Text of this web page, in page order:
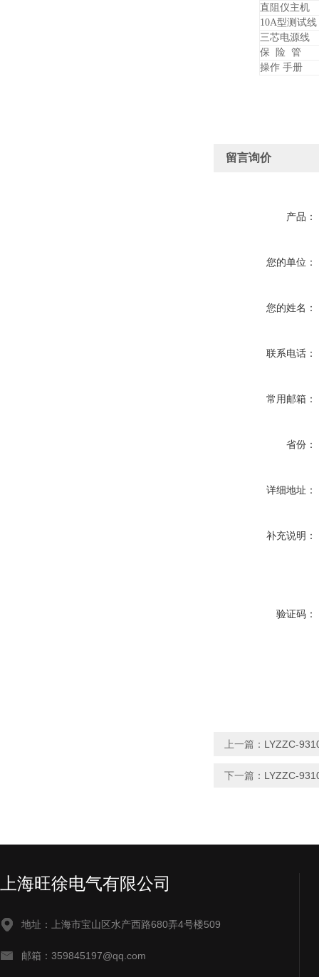
直阻仪主机
10A型测试线
三芯电源线
保 险 管
操作 手册
留言询价
产品：
您的单位：
您的姓名：
联系电话：
常用邮箱：
省份：
详细地址：
补充说明：
验证码：
上一篇： LYZZC-
下一篇： LYZZC-
上海旺徐电气有限公司
地址：上海市宝山区水产西路680弄4号楼509
邮箱：359845197@qq.com